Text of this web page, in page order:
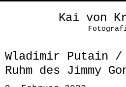
Kai von
Wladimir Putain /
Ruhm des Jimmy